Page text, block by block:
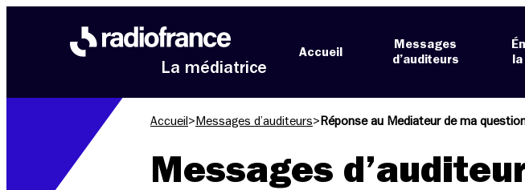
La médiatrice
Accueil
Messages
d’auditeurs
Accueil > Messages d’auditeurs> Réponse au Mediateur de ma
Messages